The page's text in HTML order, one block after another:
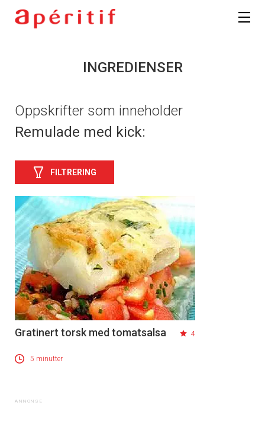
INGREDIENSER
Oppskrifter som inneholder
Remulade med kick:
FILTRERING
Gratinert torsk med tomatsalsa 4
5 minutter